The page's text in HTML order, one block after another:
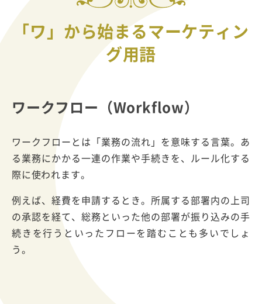
「ワ」から始まるマーケティン
グ用語
ワークフロー（Workflow）
ワークフローとは「業務の流れ」を意味する言葉。あ
る業務にかかる一連の作業や手続きを、ルール化する
際に使われます。
例えば、経費を申請するとき。所属する部署内の上司
の承認を経て、総務といった他の部署が振り込みの手
続きを行うといったフローを踏むことも多いでしょ
う。